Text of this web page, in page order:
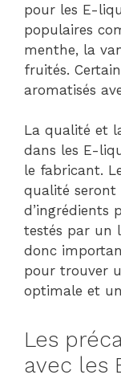
pour les E-
populaires
menthe, la
fruités.
aromatisés
La qualité et
dans les E-
le fabricant.
qualité seront
d’ingrédients
testés par un
donc
pour trouver
optimale et
Les
avec les